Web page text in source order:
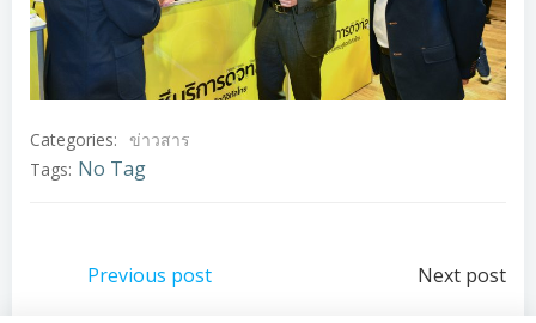
Categories: ข่าวสาร
Tags: No Tag
แนะแนว
Previous post
แนะแนวNext post